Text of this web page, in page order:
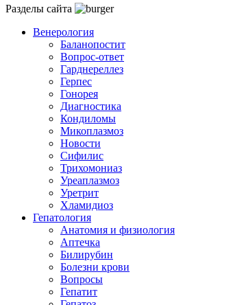
Разделы сайта
Венерология
Баланопостит
Вопрос-ответ
Гарднереллез
Герпес
Гонорея
Диагностика
Кондиломы
Микоплазмоз
Новости
Сифилис
Трихомониаз
Уреаплазмоз
Уретрит
Хламидиоз
Гепатология
Анатомия и физиология
Аптечка
Билирубин
Болезни крови
Вопросы
Гепатит